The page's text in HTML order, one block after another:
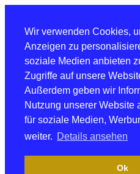
Wir verwenden Cookies,
Anzeigen zu
soziale Medien anbieten
Zugriffe auf unsere
Außerdem geben wir
Nutzung unserer Website
für soziale Medien,
weiter. Details ansehen
Ok